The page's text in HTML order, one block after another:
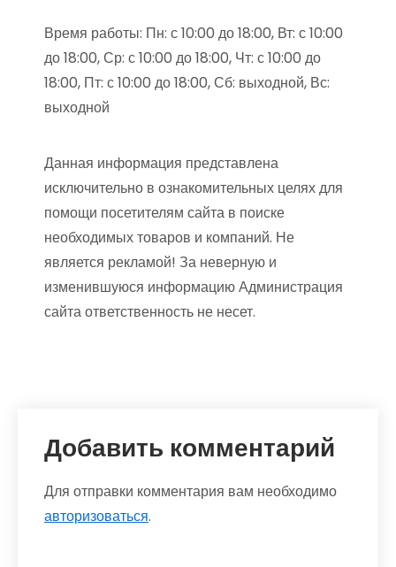
Время работы: Пн: с 10:00 до 18:00, Вт: с 10:00
до 18:00, Ср: с 10:00 до 18:00, Чт: с 10:00 до
18:00, Пт: с 10:00 до 18:00, Сб: выходной, Вс:
выходной
Данная информация представлена
исключительно в ознакомительных целях для
помощи посетителям сайта в поиске
необходимых товаров и компаний. Не
является рекламой! За неверную и
изменившуюся информацию Администрация
сайта ответственность не несет.
Добавить комментарий
Для отправки комментария вам необходимо
авторизоваться.